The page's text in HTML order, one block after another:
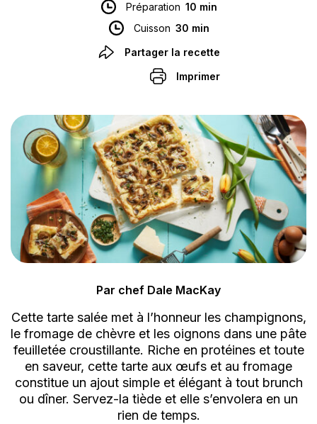
Préparation 10 min
Cuisson 30 min
Partager la recette
Imprimer
Par chef Dale MacKay
Cette tarte salée met à l’honneur les champignons,
le fromage de chèvre et les oignons dans une pâte
feuilletée croustillante. Riche en protéines et toute
en saveur, cette tarte aux œufs et au fromage
constitue un ajout simple et élégant à tout brunch
ou dîner. Servez-la tiède et elle s’envolera en un
rien de temps.